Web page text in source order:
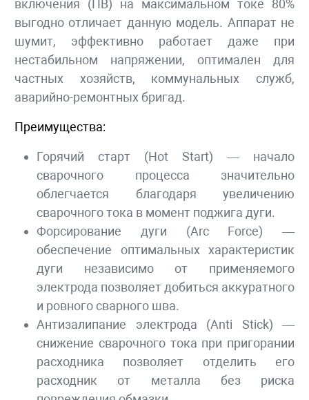
включения (ПВ) на максимальном токе 80%
выгодно отличает данную модель. Аппарат не
шумит, эффективно работает даже при
нестабильном напряжении, оптимален для
частных хозяйств, коммунальных служб,
аварийно-ремонтных бригад.
Преимущества:
Горячий старт (Hot Start) — начало
сварочного процесса значительно
облегчается благодаря увеличению
сварочного тока в момент поджига дуги.
Форсирование дуги (Arc Force) —
обеспечение оптимальных характеристик
дуги независимо от применяемого
электрода позволяет добиться аккуратного
и ровного сварного шва.
Антизалипание электрода (Anti Stick) —
снижение сварочного тока при пригорании
расходника позволяет отделить его
расходник от металла без риска